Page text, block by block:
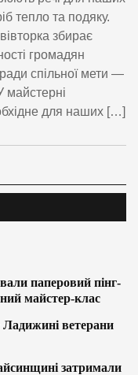
тепло та подяку.
збирає
громадян
спільної мети —
майстерні
для наших […]
паперовий пінг-
майстер-клас
Ладижині ветерани
затримали